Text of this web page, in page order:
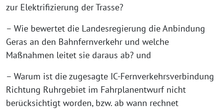
zur Elektrifizierung der Trasse?
– Wie bewertet die Landesregierung die Anbindung
Geras an den Bahnfernverkehr und welche
Maßnahmen leitet sie daraus ab? und
– Warum ist die zugesagte IC-Fernverkehrsverbindung
Richtung Ruhrgebiet im Fahrplanentwurf nicht
berücksichtigt worden, bzw. ab wann rechnet